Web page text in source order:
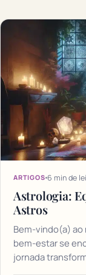
ARTIGOS 6 min de
Astrologia:
Astros
Bem-vindo(a) ao
bem-estar se
jornada